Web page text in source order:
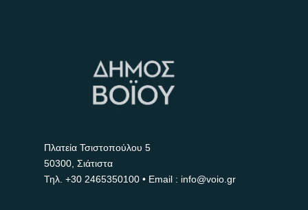
Πλατεία Τσιστοπούλου 5
50300, Σιάτιστα
Τηλ. +30 2465350100 • Email : info@voio.gr